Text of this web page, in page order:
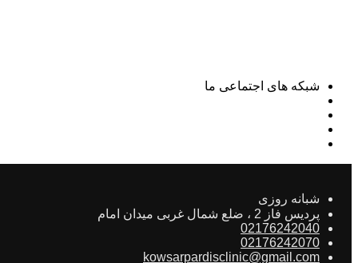
شبکه های اجتماعی ما
شبانه روزی
پردیس فاز 2 ، ضلع شمال غربی میدان امام
02176242040
02176242070
kowsarpardisclinic@gmail.com